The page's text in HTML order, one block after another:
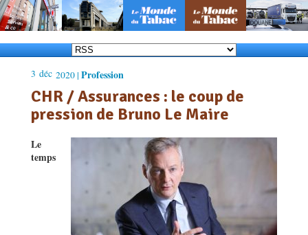
3 déc 2020 | Profession
CHR / Assurances : le coup de
pression de Bruno Le Maire
Le
temps